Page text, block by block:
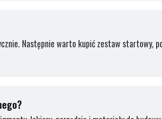
Następnie warto kupić zestaw startowy,